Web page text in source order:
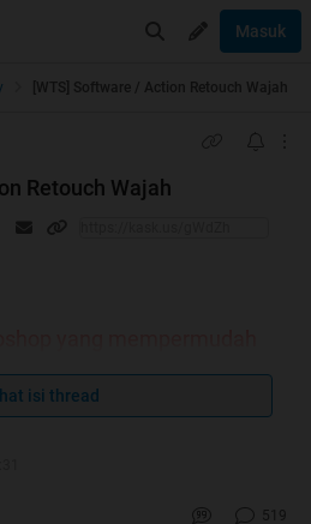
Masuk
[WTS] Software / Action Retouch Wajah
Retouch Wajah
Wajah(Berjerawat, flek2
isi thread
519